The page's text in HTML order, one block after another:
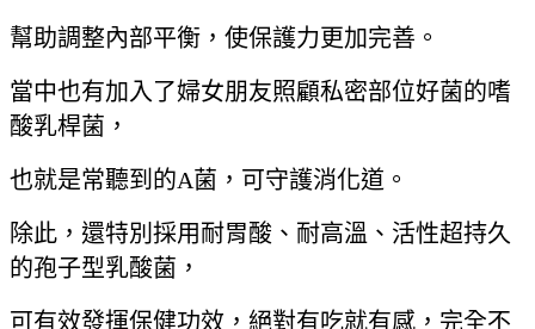
幫助調整內部平衡，使保護力更加完善。
當中也有加入了婦女朋友照顧私密部位好菌的嗜
酸乳桿菌，
也就是常聽到的A菌，可守護消化道。
除此，還特別採用耐胃酸、耐高溫、活性超持久
的孢子型乳酸菌，
可有效發揮保健功效，絕對有吃就有感，完全不